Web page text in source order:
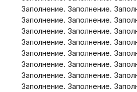
Заполнение. Заполнение.
Заполнение. Заполнение.
Заполнение. Заполнение.
Заполнение. Заполнение.
Заполнение. Заполнение.
Заполнение. Заполнение.
Заполнение. Заполнение.
Заполнение. Заполнение.